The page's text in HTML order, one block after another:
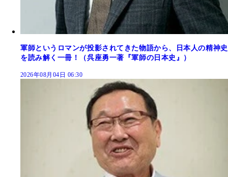
軍師というロマンが投影されてきた物語から、日本人の精神史
を読み解く一冊！（呉座勇一著『軍師の日本史』）
2026年08月04日 06:30